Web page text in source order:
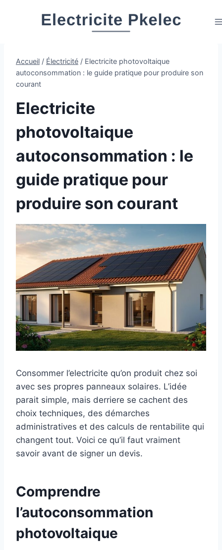
Accueil / Électricité / Electricite photovoltaique
autoconsommation : le guide pratique pour produire son
courant
Electricite
photovoltaique
autoconsommation : le
guide pratique pour
produire son courant
Consommer l’electricite qu’on produit chez soi
avec ses propres panneaux solaires. L’idée
parait simple, mais derriere se cachent des
choix techniques, des démarches
administratives et des calculs de rentabilite qui
changent tout. Voici ce qu’il faut vraiment
savoir avant de signer un devis.
Comprendre
l’autoconsommation
photovoltaique